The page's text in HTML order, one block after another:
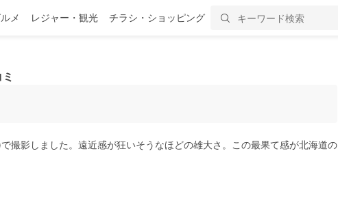
メ レジャー・観光 チラシ・ショッピング
撮影しました。遠近感が狂いそうなほどの雄大さ。この最果て感が北海道の